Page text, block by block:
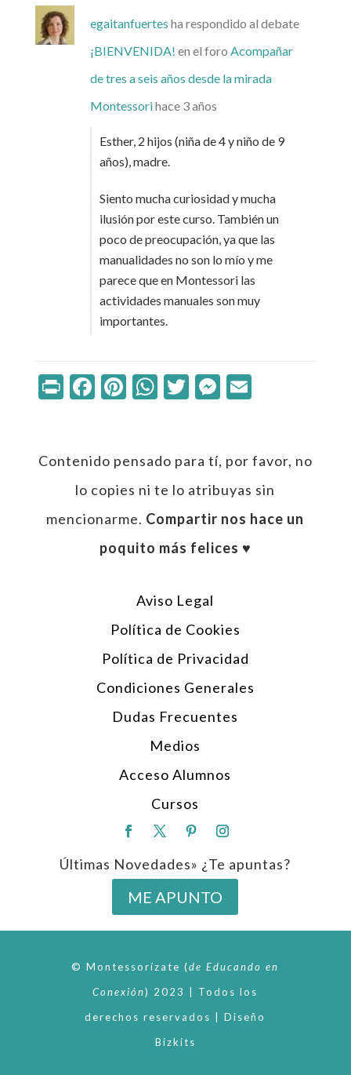
egaitanfuertes ha respondido al debate
¡BIENVENIDA! en el foro Acompañar
de tres a seis años desde la mirada
Montessorihace 3 años
Esther, 2 hijos (niña de 4 y niño de 9
años), madre.
Siento mucha curiosidad y mucha
ilusión por este curso. También un
poco de preocupación, ya que las
manualidades no son lo mío y me
parece que en Montessori las
actividades manuales son muy
importantes.
PrintFacebook
Pinterest
WhatsApp
Twitter
Messenger
Email
Contenido pensado para tí, por favor, no
lo copies ni te lo atribuyas sin
mencionarme. Compartir nos hace un
poquito más felices ♥︎
Aviso Legal
Política de Cookies
Política de Privacidad
Condiciones Generales
Dudas Frecuentes
Medios
Acceso Alumnos
Cursos
Últimas Novedades» ¿Te apuntas?
ME APUNTO
© Montessorízate(de Educando en
Conexión) 2023 | Todos los
derechos reservados | Diseño
Bizkits